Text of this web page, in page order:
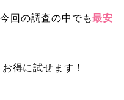
回の調査の中でも最安
得に試せます！